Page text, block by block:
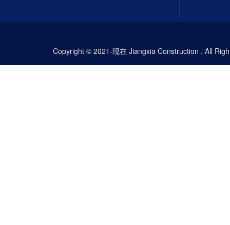
Copyright © 2021-现在 Jiangxia Construction . All